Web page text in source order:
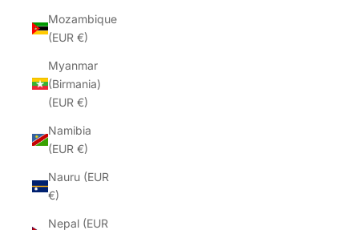
Mozambique
(EUR €)
Myanmar
(Birmania)
(EUR €)
Namibia
(EUR €)
Nauru (EUR
€)
Nepal (EUR